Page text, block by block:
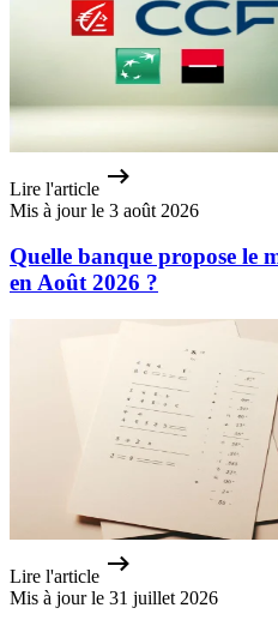
Lire l'article
Mis à jour le 3 août 2026
Quelle banque propose le
en Août 2026 ?
Lire l'article
Mis à jour le 31 juillet 2026